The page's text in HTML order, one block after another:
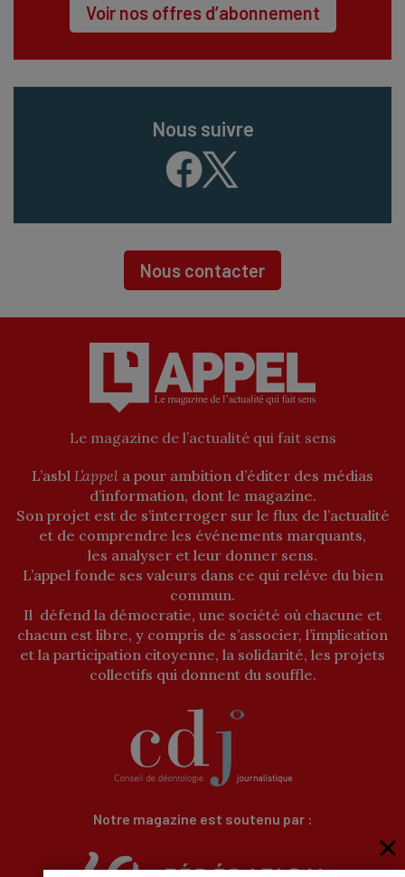
Voir nos offres d’abonnement
Nous suivre
Nous contacter
Le magazine de l’actualité qui fait sens
L’asbl L’appel a pour ambition d’éditer des médias
d’information, dont le magazine.
Son projet est de s’interroger sur le flux de l’actualité
et de comprendre les événements marquants,
les analyser et leur donner sens.
L’appel fonde ses valeurs dans ce qui relève du bien
commun.
Il défend la démocratie, une société où chacune et
chacun est libre, y compris de s’associer, l’implication
et la participation citoyenne, la solidarité, les projets
collectifs qui donnent du souffle.
Notre magazine est soutenu par :